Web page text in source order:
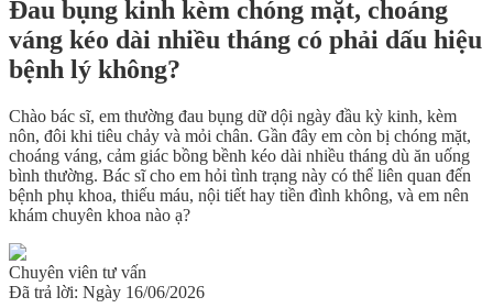
Đau bụng kinh kèm chóng mặt, choáng
váng kéo dài nhiều tháng có phải dấu hiệu
bệnh lý không?
Chào bác sĩ, em thường đau bụng dữ dội ngày đầu kỳ kinh, kèm
nôn, đôi khi tiêu chảy và mỏi chân. Gần đây em còn bị chóng mặt,
choáng váng, cảm giác bồng bềnh kéo dài nhiều tháng dù ăn uống
bình thường. Bác sĩ cho em hỏi tình trạng này có thể liên quan đến
bệnh phụ khoa, thiếu máu, nội tiết hay tiền đình không, và em nên
khám chuyên khoa nào ạ?
Chuyên viên tư vấn
Đã trả lời: Ngày 16/06/2026